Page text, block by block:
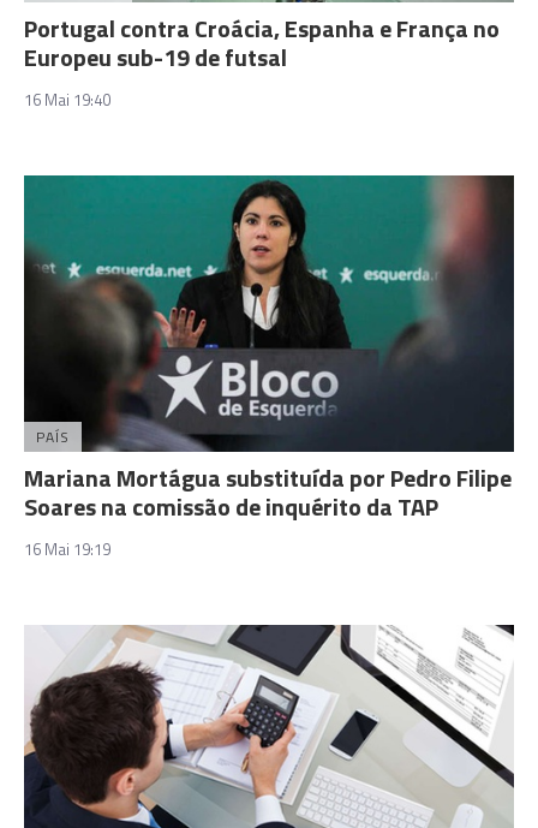
Portugal contra Croácia, Espanha e França no
Europeu sub-19 de futsal
16 Mai 19:40
PAÍS
Mariana Mortágua substituída por Pedro Filipe
Soares na comissão de inquérito da TAP
16 Mai 19:19